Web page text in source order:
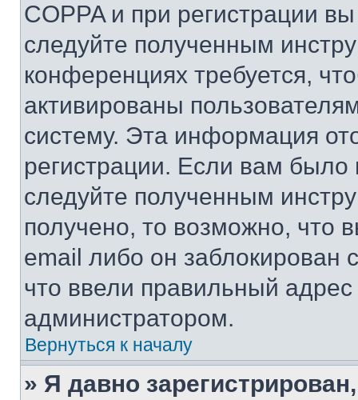
COPPA и при регистрации
следуйте полученным
конференциях требуется,
активированы
систему. Эта информация
регистрации. Если вам
следуйте полученным
получено, то возможно, что
email либо он
что ввели правильный адрес
администратором.
Вернуться к началу
» Я давно